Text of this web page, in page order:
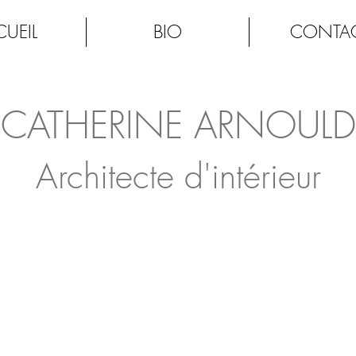
BIO
CATHERINE ARNOULD
Architecte d'intérieur